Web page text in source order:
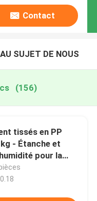
Contact
AU SUJET DE NOUS
(156)
tissés en PP
- Étanche et
pour la